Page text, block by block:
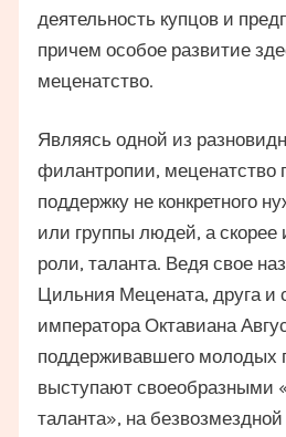
деятельность купцов и
причем особое развитие
меценатство.
Являясь одной из
филантропии, меценатство
поддержку не конкретного
или группы людей, а скорее
роли, таланта. Ведя свое
Цильния Мецената, друга и
императора Октавиана
поддерживавшего молодых
выступают своеобразными
таланта», на